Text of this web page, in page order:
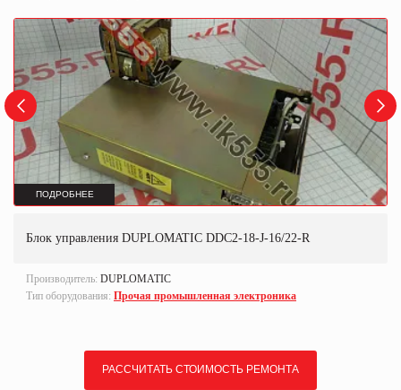
ПОДРОБНЕЕ
Блок управления DUPLOMATIC DDC2-18-J-16/22-R
Производитель: DUPLOMATIC
Тип оборудования: Прочая промышленная электроника
РАССЧИТАТЬ СТОИМОСТЬ РЕМОНТА